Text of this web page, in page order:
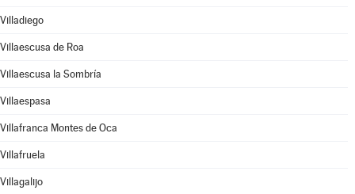
Villadiego
Villaescusa de Roa
Villaescusa la Sombría
Villaespasa
Villafranca Montes de Oca
Villafruela
Villagalijo